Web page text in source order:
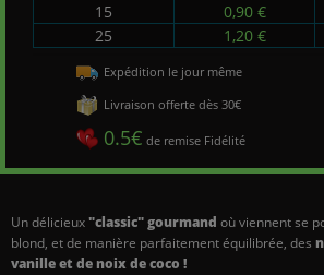
Un délicieux"classic" gourmand où viennent se
blond, et de manière parfaitement équilibrée, des
vanille et de noix de coco !
15
0,90 €
25
1,20 €
Expédition le jour même
Livraison offerte dès 30€
0.5€ de remise Fidélité